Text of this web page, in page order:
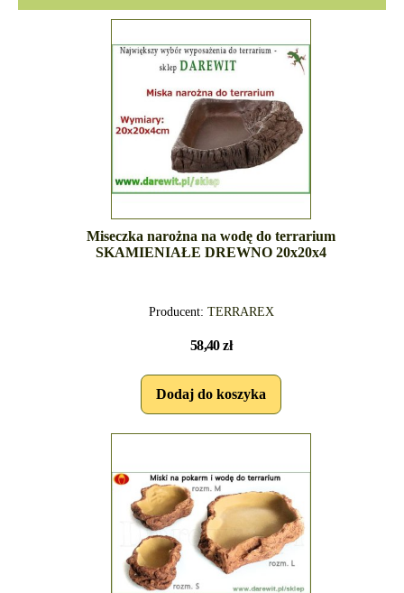
Miseczka narożna na wodę do terrarium
SKAMIENIAŁE DREWNO 20x20x4
Producent: TERRAREX
58,40 zł